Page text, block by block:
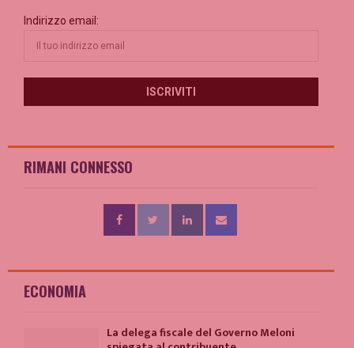
Indirizzo email:
RIMANI CONNESSO
ECONOMIA
La delega fiscale del Governo Meloni